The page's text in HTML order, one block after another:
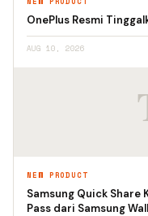
OnePlus Resmi
AUG 10, 2026
NEW PRODUCT
Samsung Quick Share
Pass dari Samsung